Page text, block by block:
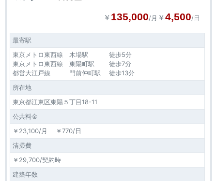
￥ 135,000/月 ￥4,500/日
最寄駅
東京メトロ東西線 木場駅 徒歩5分
東京メトロ東西線 東陽町駅 徒歩7分
都営大江戸線 門前仲町駅 徒歩13分
所在地
東京都江東区東陽５丁目18-11
公共料金
￥23,100/月 ￥770/日
清掃費
￥29,700/契約時
建築年数